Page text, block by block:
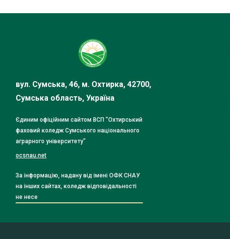
вул. Сумська, 46, м. Охтирка, 42700,
Сумська область, Україна
Єдиним офіційним сайтом ВСП "Охтирський
фаховий коледж Сумського національного
аграрного університету"
ocsnau.net
За інформацію, надану від імені ОФК СНАУ
на інших сайтах, коледж відповідальності
не несе